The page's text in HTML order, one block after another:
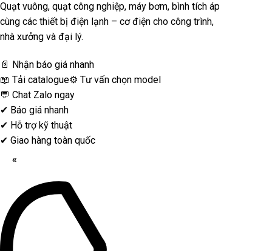
Quạt vuông, quạt công nghiệp, máy bơm, bình tích áp
cùng các thiết bị điện lạnh – cơ điện cho công trình,
nhà xưởng và đại lý.
📄 Nhận báo giá nhanh
📖 Tải catalogue⚙️ Tư vấn chọn model
💬 Chat Zalo ngay
✔ Báo giá nhanh
✔ Hỗ trợ kỹ thuật
✔ Giao hàng toàn quốc
«